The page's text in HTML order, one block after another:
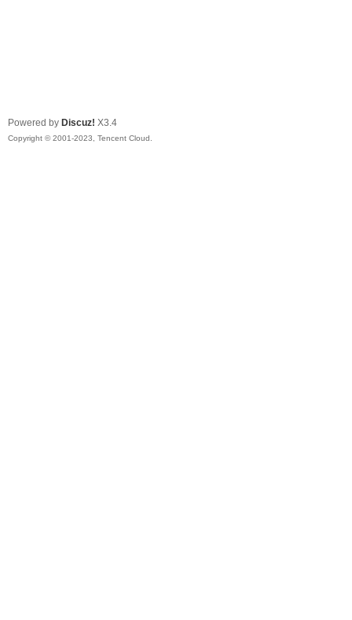
Powered by Discuz! X3.4
Copyright © 2001-2023, Tencent Cloud.